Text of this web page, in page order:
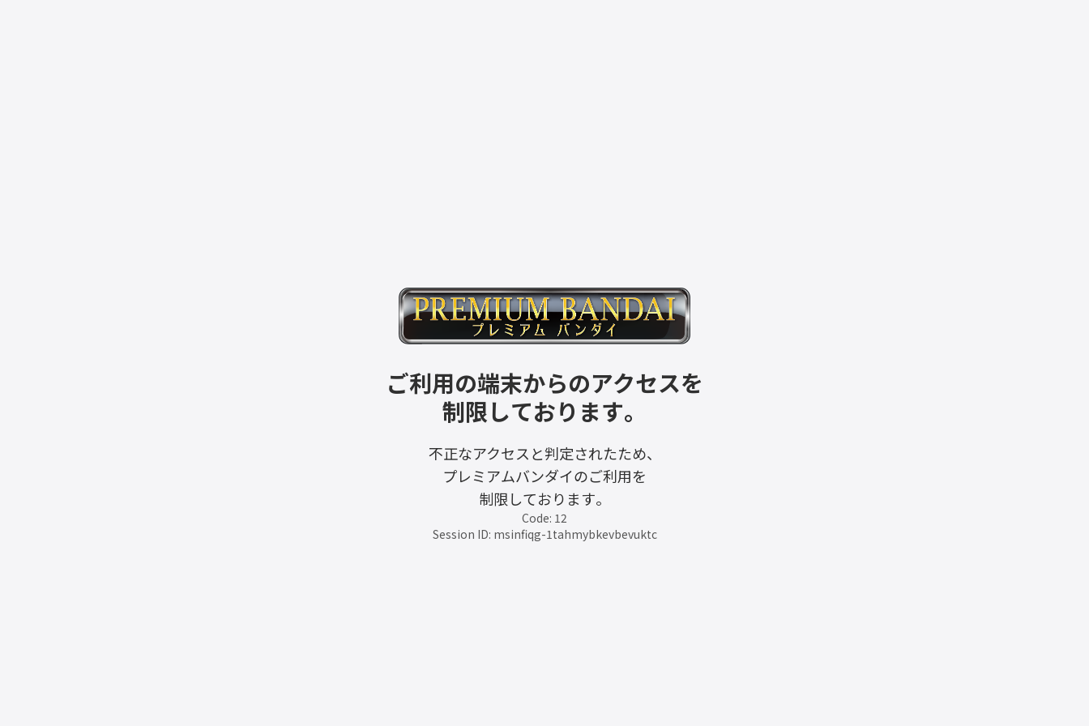
ご利用の端末からのアクセスを
制限しております。
不正なアクセスと判定されたため、
プレミアムバンダイのご利用を
制限しております。
Code: 12
Session ID: msinfiqg-1tahmybkevbevuktc